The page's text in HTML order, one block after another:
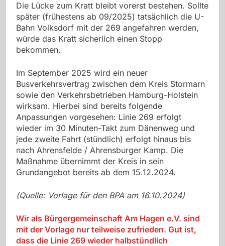
Die Lücke zum Kratt bleibt vorerst bestehen. Sollte
später (frühestens ab 09/2025) tatsächlich die U-
Bahn Volksdorf mit der 269 angefahren werden,
würde das Kratt sicherlich einen Stopp
bekommen.
Im September 2025 wird ein neuer
Busverkehrsvertrag zwischen dem Kreis Stormarn
sowie den Verkehrsbetrieben Hamburg-Holstein
wirksam. Hierbei sind bereits folgende
Anpassungen vorgesehen: Linie 269 erfolgt
wieder im 30 Minuten-Takt zum Dänenweg und
jede zweite Fahrt (stündlich) erfolgt hinaus bis
nach Ahrensfelde / Ahrensburger Kamp. Die
Maßnahme übernimmt der Kreis in sein
Grundangebot bereits ab dem 15.12.2024.
(Quelle: Vorlage für den BPA am 16.10.2024)
Wir als Bürgergemeinschaft Am Hagen e.V. sind
mit der Vorlage nur teilweise zufrieden. Gut ist,
dass die Linie 269 wieder halbstündlich